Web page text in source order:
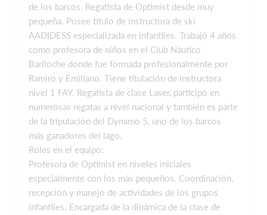
de los barcos. Regatista de Optimist desde muy
pequeña. Posee título de instructora de ski
AADIDESS especializada en infantiles. Trabajó 4 años
como profesora de niños en el Club Náutico
Bariloche donde fue formada profesionalmente por
Ramiro y Emiliano. Tiene titulación de instructora
nivel 1 FAY. Regatista de clase Laser, participó en
numerosas regatas a nivel nacional y también es parte
de la tripulación del Dynamo 5, uno de los barcos
más ganadores del lago.
Roles en el equipo:
Profesora de Optimist en niveles iniciales
especialmente con los más pequeños. Coordinación,
recepción y manejo de actividades de los grupos
infantiles. Encargada de la dinámica de la clase de